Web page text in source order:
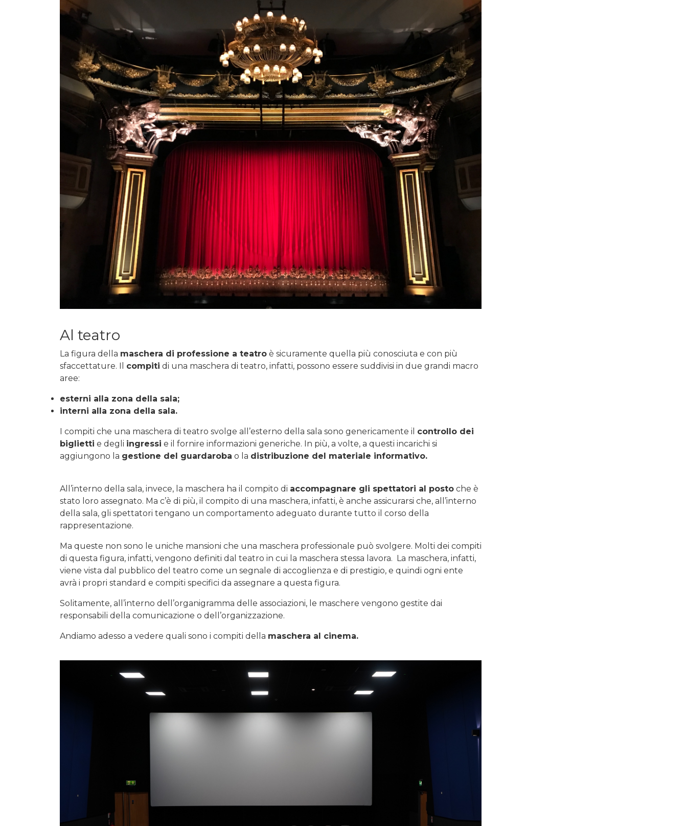
Al teatro
La figura della maschera di professione a teatro è sicuramente quella più conosciuta e con più
sfaccettature. Il compiti di una maschera di teatro, infatti, possono essere suddivisi in due grandi macro
aree:
esterni alla zona della sala;
interni alla zona della sala.
I compiti che una maschera di teatro svolge all’esterno della sala sono genericamente il controllo dei
biglietti e degli ingressi e il fornire informazioni generiche. In più, a volte, a questi incarichi si
aggiungono la gestione del guardaroba o la distribuzione del materiale informativo.
All’interno della sala, invece, la maschera ha il compito di accompagnare gli spettatori al posto che è
stato loro assegnato. Ma c’è di più, il compito di una maschera, infatti, è anche assicurarsi che, all’interno
della sala, gli spettatori tengano un comportamento adeguato durante tutto il corso della
rappresentazione.
Ma queste non sono le uniche mansioni che una maschera professionale può svolgere. Molti dei compiti
di questa figura, infatti, vengono definiti dal teatro in cui la maschera stessa lavora. La maschera, infatti,
viene vista dal pubblico del teatro come un segnale di accoglienza e di prestigio, e quindi ogni ente
avrà i propri standard e compiti specifici da assegnare a questa figura.
Solitamente, all’interno dell’organigramma delle associazioni, le maschere vengono gestite dai
responsabili della comunicazione o dell’organizzazione.
Andiamo adesso a vedere quali sono i compiti della maschera al cinema.